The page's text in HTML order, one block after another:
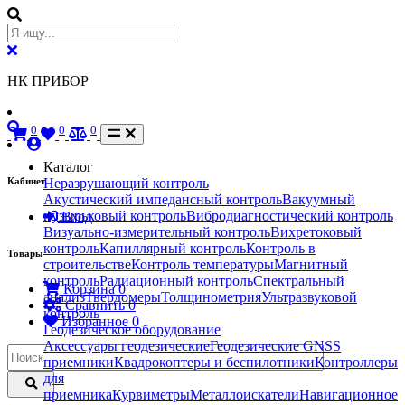
НК ПРИБОР
Кабинет
Вход
Товары
Корзина0
Сравнить0
Избранное 0
0 0 0
Каталог
Неразрушающий контроль
Акустический импедансный контрольВакуумный
пузырьковый контрольВибродиагностический контроль
Визуально-измерительный контрольВихретоковый
контрольКапиллярный контрольКонтроль в
строительствеКонтроль температурыМагнитный
контрольРадиационный контрольСпектральный
анализТвердомерыТолщинометрияУльтразвуковой
контроль
Геодезическое оборудование
Аксессуары геодезическиеГеодезические GNSS
приемникиКвадрокоптеры и беспилотникиКонтроллеры
для
приемникаКурвиметрыМеталлоискателиНавигационное